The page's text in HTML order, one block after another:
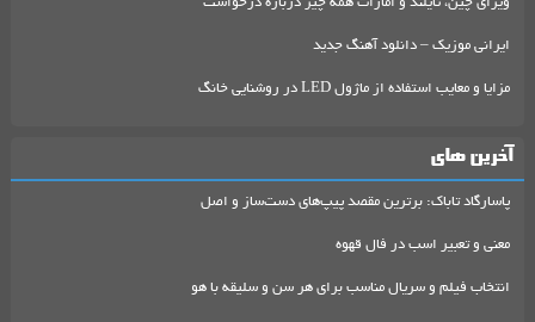
ایرانی موزیک – دانلود آهنگ جدید
مزایا و معایب استفاده از ماژول LED در روشنایی خانگ
آخرین های
پاسارگاد تاباک: برترین مقصد پیپ‌های دست‌ساز و اصل
معنی و تعبیر اسب در فال قهوه
انتخاب فیلم و سریال مناسب برای هر سن و سلیقه با هو